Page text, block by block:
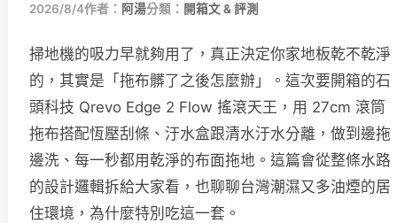
2026/8/4作者： 阿湯分類： 開箱文 & 評測
掃地機的吸力早就夠用了，真正決定你家地板乾不乾淨
的，其實是「拖布髒了之後怎麼辦」。這次要開箱的石
頭科技 Qrevo Edge 2 Flow 搖滾天王，用 27cm 滾筒
拖布搭配恆壓刮條、汙水盒跟清水汙水分離，做到邊拖
邊洗、每一秒都用乾淨的布面拖地。這篇會從整條水路
的設計邏輯拆給大家看，也聊聊台灣潮濕又多油煙的居
住環境，為什麼特別吃這一套。